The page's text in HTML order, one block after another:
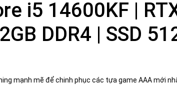
i5 14600KF |
DDR4 | SSD
mạnh mẽ để chinh phục các tựa game AAA mới